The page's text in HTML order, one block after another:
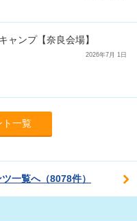
ャンプ【奈良会場】
2026年7月 1日
ト一覧
一覧へ（8078件）